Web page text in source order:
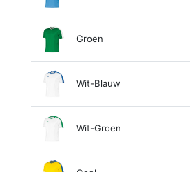
Groen
Wit-Blauw
Wit-Groen